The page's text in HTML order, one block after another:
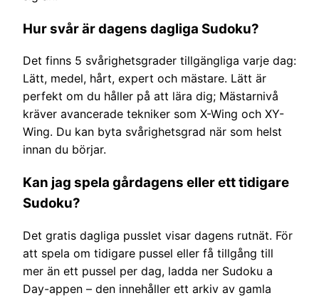
Hur svår är dagens dagliga Sudoku?
Det finns 5 svårighetsgrader tillgängliga varje dag:
Lätt, medel, hårt, expert och mästare. Lätt är
perfekt om du håller på att lära dig; Mästarnivå
kräver avancerade tekniker som X-Wing och XY-
Wing. Du kan byta svårighetsgrad när som helst
innan du börjar.
Kan jag spela gårdagens eller ett tidigare
Sudoku?
Det gratis dagliga pusslet visar dagens rutnät. För
att spela om tidigare pussel eller få tillgång till
mer än ett pussel per dag, ladda ner Sudoku a
Day-appen – den innehåller ett arkiv av gamla